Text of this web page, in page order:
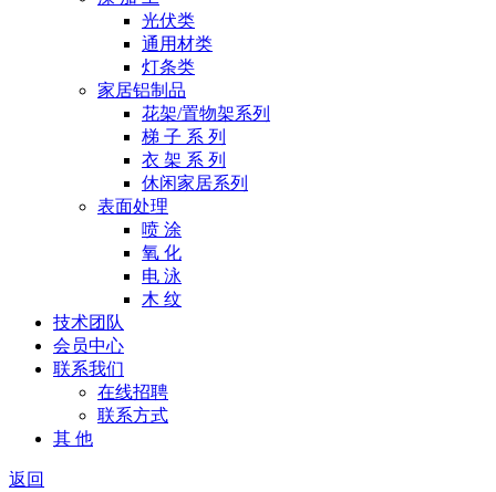
光伏类
通用材类
灯条类
家居铝制品
花架/置物架系列
梯 子 系 列
衣 架 系 列
休闲家居系列
表面处理
喷 涂
氧 化
电 泳
木 纹
技术团队
会员中心
联系我们
在线招聘
联系方式
其 他
返回